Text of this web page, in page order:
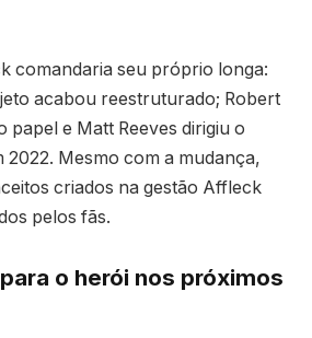
comandaria seu próprio longa:
acabou reestruturado; Robert
papel e Matt Reeves dirigiu o
Mesmo com a mudança,
criados na gestão Affleck
pelos fãs.
o herói nos próximos